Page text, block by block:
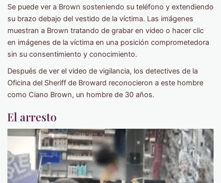
Se puede ver a Brown sosteniendo su teléfono y extendiendo
su brazo debajo del vestido de la víctima. Las imágenes
muestran a Brown tratando de grabar en video o hacer clic
en imágenes de la víctima en una posición comprometedora
sin su consentimiento y conocimiento.
Después de ver el video de vigilancia, los detectives de la
Oficina del Sheriff de Broward reconocieron a este hombre
como Ciano Brown, un hombre de 30 años.
El arresto